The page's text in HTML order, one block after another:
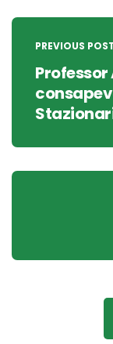
Post
PREVIOUS
Professor